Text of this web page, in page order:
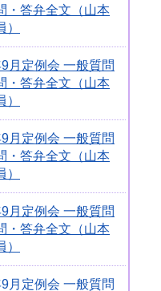
・答弁全文（山本
月定例会 一般質問
・答弁全文（山本
月定例会 一般質問
・答弁全文（山本
月定例会 一般質問
・答弁全文（山本
月定例会 一般質問